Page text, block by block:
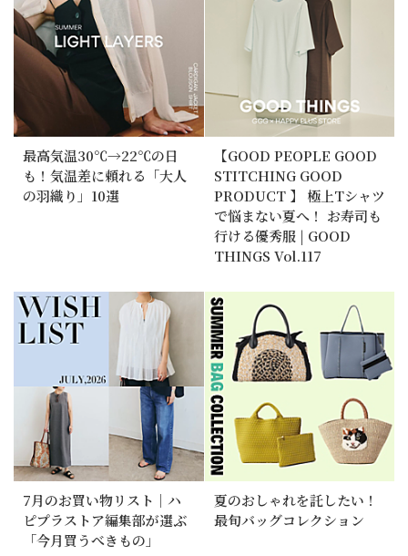
最高気温30℃→22℃の日
も！気温差に頼れる「大人
の羽織り」10選
【GOOD PEOPLE GOOD
STITCHING GOOD
PRODUCT 】 極上Tシャツ
で悩まない夏へ！ お寿司も
行ける優秀服 | GOOD
THINGS Vol.117
7月のお買い物リスト｜ハ
ピプラストア編集部が選ぶ
「今月買うべきもの」
夏のおしゃれを託したい！
最旬バッグコレクション